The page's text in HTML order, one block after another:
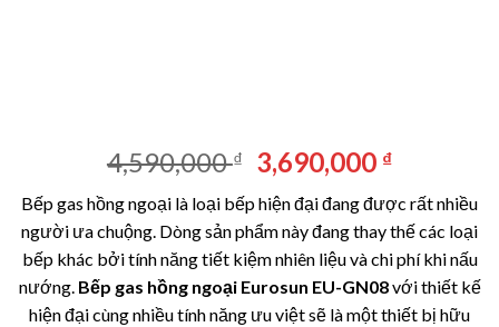
4,590,000₫
Giá
gốc
là:
4,590,000 ₫.
3,690,000 ₫Giá
hiện
tại
là:
Bếp gas hồng ngoại là loại bếp hiện đại đang được rất nhiều
người ưa chuộng. Dòng sản phẩm này đang thay thế các loại
bếp khác bởi tính năng tiết kiệm nhiên liệu và chi phí khi nấu
nướng. Bếp gas hồng ngoại Eurosun EU-GN08với thiết kế
hiện đại cùng nhiều tính năng ưu việt sẽ là một thiết bị hữu